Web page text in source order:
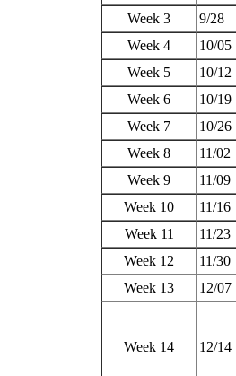
Week 3
9/28
Week 4
10/05
Week 5
10/12
Week 6
10/19
Week 7
10/26
Week 8
11/02
Week 9
11/09
Week 10
11/16
Week 11
11/23
Week 12
11/30
Week 13
12/07
Week 14 12/14